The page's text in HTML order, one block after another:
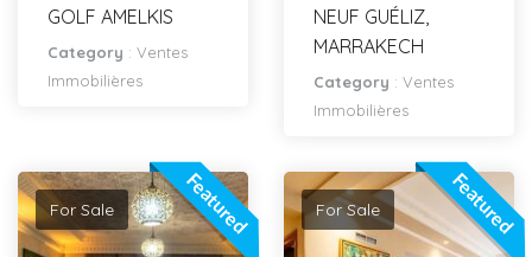
GOLF AMELKIS
Category : Ventes
Immobilières
NEUF GUÉLIZ,
MARRAKECH
Category : Ventes
Immobilières
Featured
For Sale Featured
For Sale